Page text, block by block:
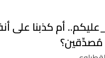
أم كذبنا على
مُصدِّقين؟